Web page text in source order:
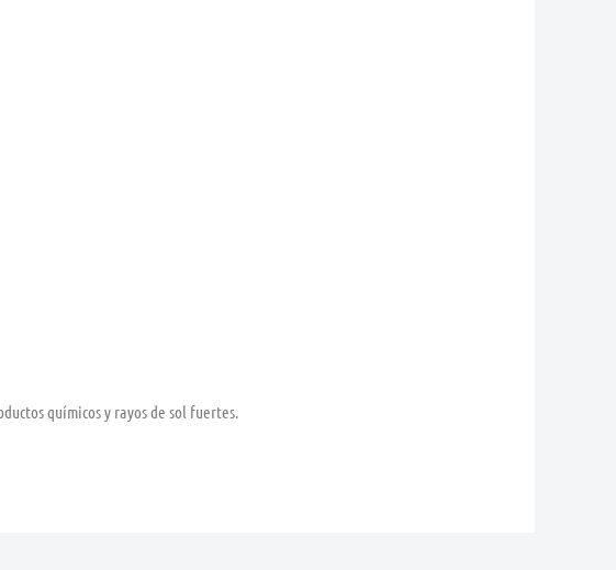
químicos y rayos de sol fuertes.